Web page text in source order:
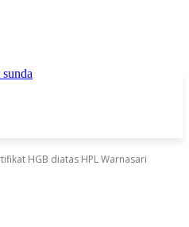
HGB diatas HPL Warnasari